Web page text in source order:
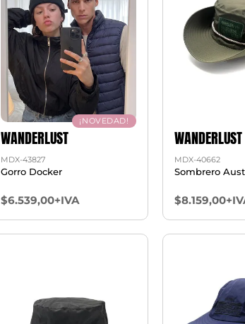
¡NOVEDAD!
WANDERLUST
MDX-43827
Gorro Docker
$6.539,00+IVA
WANDERLUST
MDX-40662
Sombrero